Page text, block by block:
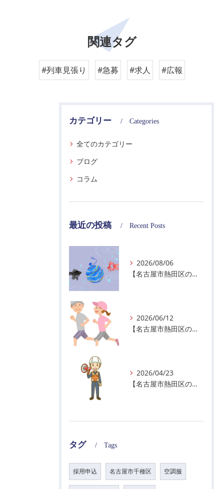
関連タグ
#列車見張り #急募 #求人 #広報
カテゴリー Categories
全てのカテゴリー
ブログ
コラム
最近の投稿 Recent Posts
2026/08/06
【名古屋市熱田区の警備会社】夏季休業のお知らせ
2026/06/12
【名古屋市熱田区の警備会社】暑熱順化で熱中症対策を！
2026/04/23
【名古屋市熱田区の警備会社】GWの面接状況について！
タグ Tags
採用申込 名古屋市千種区 空調服